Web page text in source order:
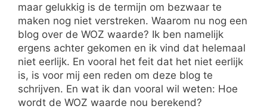
maar gelukkig is de termijn om bezwaar te
maken nog niet verstreken. Waarom nu nog een
blog over de WOZ waarde? Ik ben namelijk
ergens achter gekomen en ik vind dat helemaal
niet eerlijk. En vooral het feit dat het niet eerlijk
is, is voor mij een reden om deze blog te
schrijven. En wat ik dan vooral wil weten: Hoe
wordt de WOZ waarde nou berekend?